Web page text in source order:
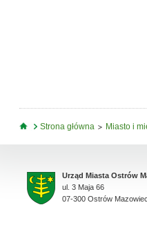
Jesteś tutaj
Strona główna Miasto i
Urząd Miasta Ostrów
ul. 3 Maja 66
07-300 Ostrów